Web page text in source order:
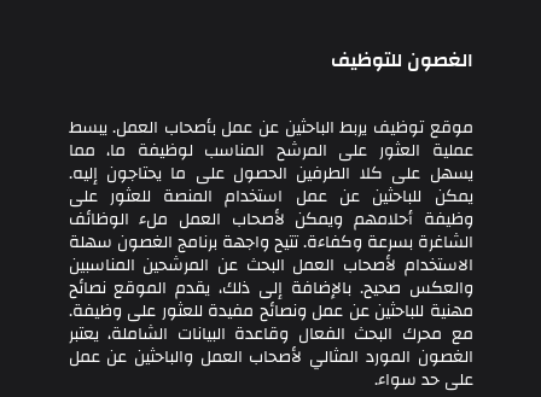
الغصون للتوظيف
موقع توظيف يربط الباحثين عن عمل بأصحاب العمل. يبسط
عملية العثور على المرشح المناسب لوظيفة ما، مما
يسهل على كلا الطرفين الحصول على ما يحتاجون إليه.
يمكن للباحثين عن عمل استخدام المنصة للعثور على
وظيفة أحلامهم ويمكن لأصحاب العمل ملء الوظائف
الشاغرة بسرعة وكفاءة. تتيح واجهة برنامج الغصون سهلة
الاستخدام لأصحاب العمل البحث عن المرشحين المناسبين
والعكس صحيح. بالإضافة إلى ذلك، يقدم الموقع نصائح
مهنية للباحثين عن عمل ونصائح مفيدة للعثور على وظيفة.
مع محرك البحث الفعال وقاعدة البيانات الشاملة، يعتبر
الغصون المورد المثالي لأصحاب العمل والباحثين عن عمل
على حد سواء.